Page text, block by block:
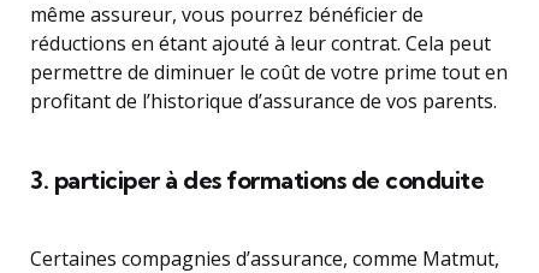
même assureur, vous pourrez bénéficier de
réductions en étant ajouté à leur contrat. Cela peut
permettre de diminuer le coût de votre prime tout en
profitant de l’historique d’assurance de vos parents.
3. participer à des formations de conduite
Certaines compagnies d’assurance, comme Matmut,